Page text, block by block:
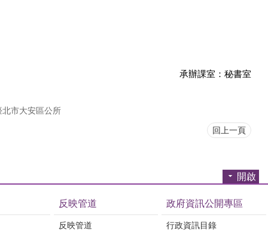
承辦課室：秘書室
北市大安區公所
回上一頁
開啟
反映管道
反映管道
政府資訊公開專區
行政資訊目錄